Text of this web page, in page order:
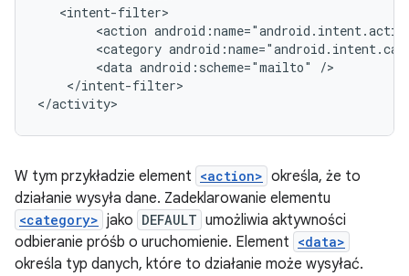
<action
<category
<data android:scheme="mailto"
</intent-filter>
W tym przykładzie element <action> określa, że to
działanie wysyła dane. Zadeklarowanie elementu
<category> jako DEFAULT umożliwia aktywności
odbieranie próśb o uruchomienie. Element <data>
określa typ danych, które to działanie może wysyłać.